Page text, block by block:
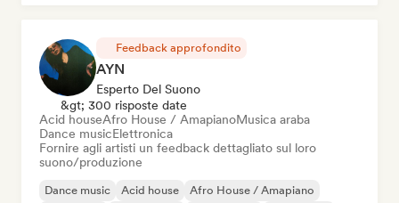
Feedback approfondito
AYN
Esperto Del Suono
&gt; 300 risposte date
Acid houseAfro House / AmapianoMusica araba
Dance musicElettronica
Fornire agli artisti un feedback dettagliato sul loro
suono/produzione
Dance music Acid house
Afro House / Amapiano